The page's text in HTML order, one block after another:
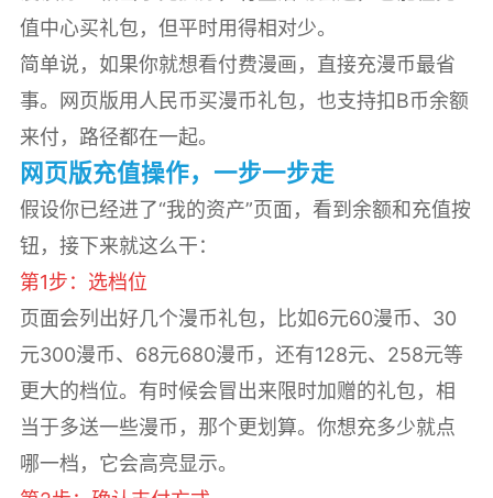
值中心买礼包，但平时用得相对少。
简单说，如果你就想看付费漫画，直接充漫币最省
事。网页版用人民币买漫币礼包，也支持扣B币余额
来付，路径都在一起。
网页版充值操作，一步一步走
假设你已经进了“我的资产”页面，看到余额和充值按
钮，接下来就这么干：
第1步：选档位
页面会列出好几个漫币礼包，比如6元60漫币、30
元300漫币、68元680漫币，还有128元、258元等
更大的档位。有时候会冒出来限时加赠的礼包，相
当于多送一些漫币，那个更划算。你想充多少就点
哪一档，它会高亮显示。